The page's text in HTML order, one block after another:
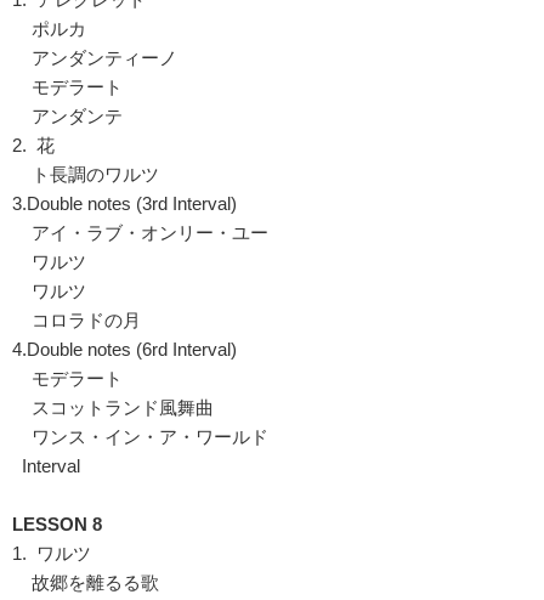
ポルカ
アンダンティーノ
モデラート
アンダンテ
2. 花
ト長調のワルツ
3.Double notes (3rd Interval)
アイ・ラブ・オンリー・ユー
ワルツ
ワルツ
コロラドの月
4.Double notes (6rd Interval)
モデラート
スコットランド風舞曲
ワンス・イン・ア・ワールド
Interval
LESSON 8
1. ワルツ
故郷を離るる歌